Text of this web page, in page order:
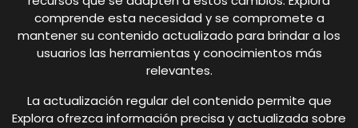
comprende esta necesidad y se compromete a
mantener su contenido actualizado para brindar a los
usuarios las herramientas y conocimientos más
relevantes.
La actualización regular del contenido permite que
Explora ofrezca información precisa y actualizada sobre